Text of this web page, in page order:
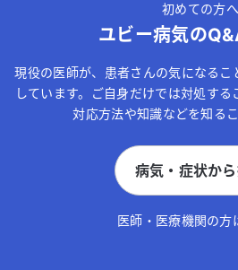
初めての方へ
ユビー病気の
現役の医師が、患者さんの気になるこ
しています。ご自身だけでは対処す
対応方法や知識などを知る
病気・症状か
医師・医療機関の方